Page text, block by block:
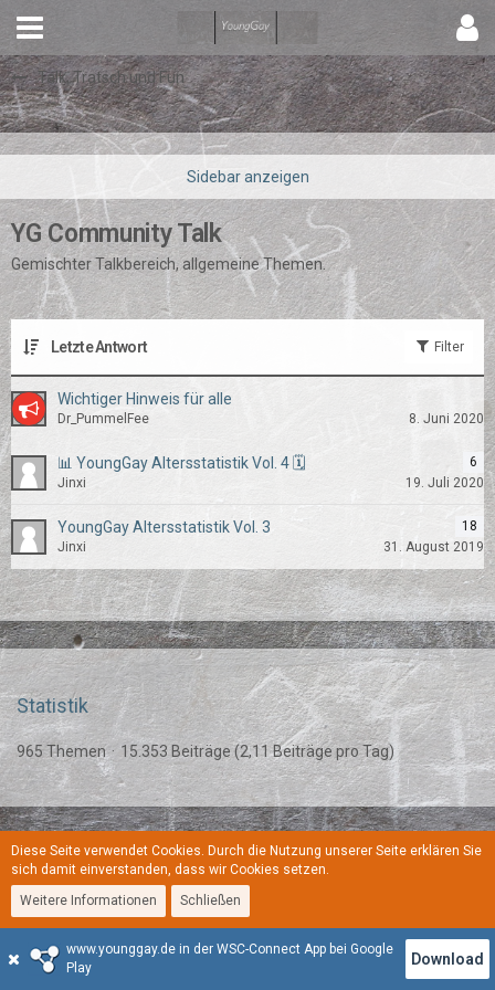
Talk, Tratsch und Fun
YG Community Talk
Gemischter Talkbereich, allgemeine Themen.
Letzte Antwort Filter
Wichtiger Hinweis für alle
Dr_PummelFee 8. Juni 2020
📊 YoungGay Altersstatistik Vol. 4 🗓
6
Jinxi
19. Juli 2020
YoungGay Altersstatistik Vol. 3
18
Jinxi
31. August 2019
Statistik
965 Themen 15.353 Beiträge (2,11 Beiträge pro Tag)
Regeln Datenschutzerklärung Kontakt
Stil:YoungGay
Community-Software:WoltLab Suite™
www.younggay.de in der WSC-Connect App bei Google
Play
Download
Diese Seite verwendet Cookies. Durch die Nutzung unserer Seite erklären Sie
sich damit einverstanden, dass wir Cookies setzen.
Weitere Informationen
Schließen